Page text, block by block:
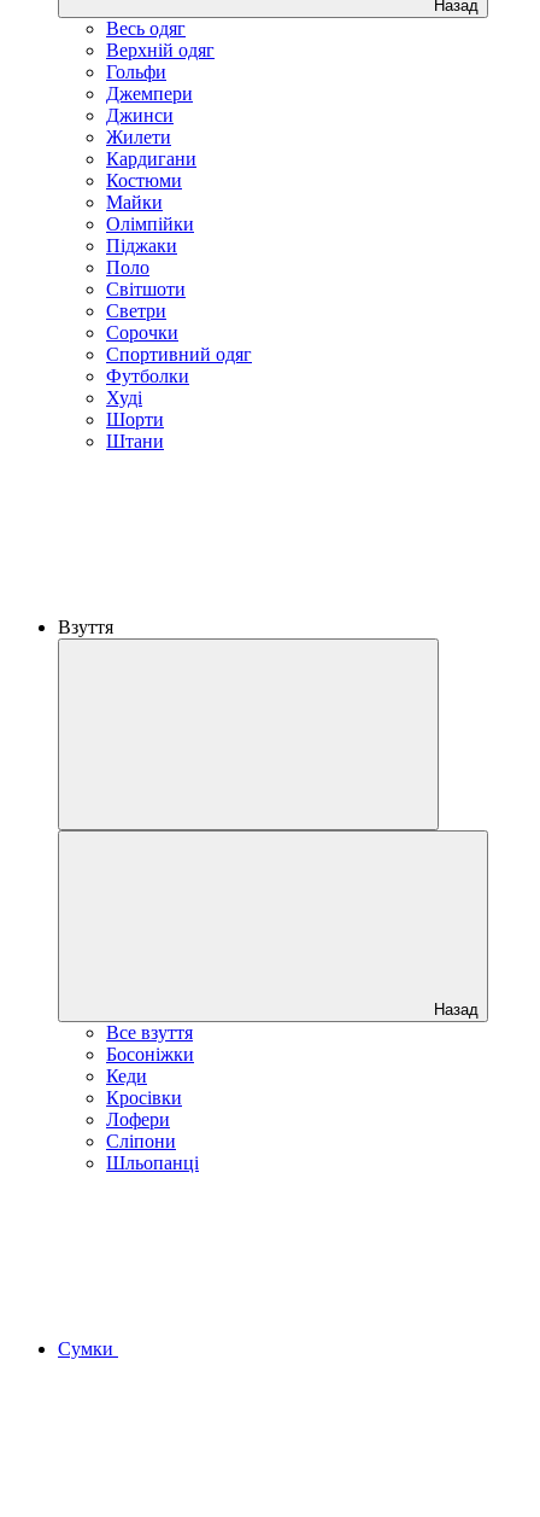
Назад
Весь одяг
Верхній одяг
Гольфи
Джемпери
Джинси
Жилети
Кардигани
Костюми
Майки
Олімпійки
Піджаки
Поло
Світшоти
Светри
Сорочки
Спортивний одяг
Футболки
Худі
Шорти
Штани
Взуття
Назад
Все взуття
Босоніжки
Кеди
Кросівки
Лофери
Сліпони
Шльопанці
Сумки